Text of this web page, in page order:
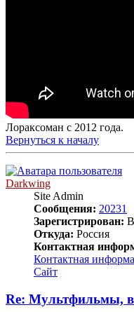
Лораксоман с 2012 года.
Вернуться к началу
Darkwing
Site Admin
Сообщения: 20231
Зарегистрирован:
Откуда: Россия
Контактная
Контактная
Сайт
Re: Мультфильмы,